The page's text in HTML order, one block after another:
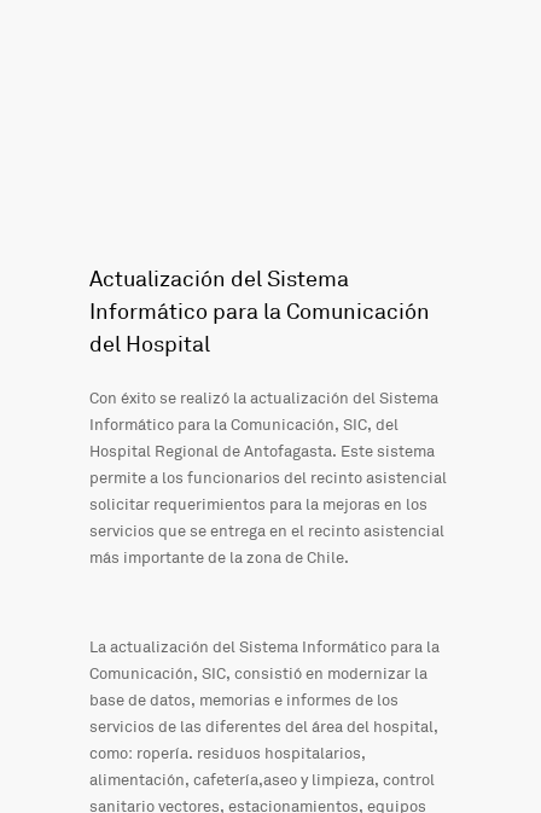
Actualización del Sistema
Informático para la Comunicación
del Hospital
Con éxito se realizó la actualización del Sistema
Informático para la Comunicación, SIC, del
Hospital Regional de Antofagasta. Este sistema
permite a los funcionarios del recinto asistencial
solicitar requerimientos para la mejoras en los
servicios que se entrega en el recinto asistencial
más importante de la zona de Chile.
La actualización del Sistema Informático para la
Comunicación, SIC, consistió en modernizar la
base de datos, memorias e informes de los
servicios de las diferentes del área del hospital,
como: ropería. residuos hospitalarios,
alimentación, cafetería,aseo y limpieza, control
sanitario vectores, estacionamientos, equipos